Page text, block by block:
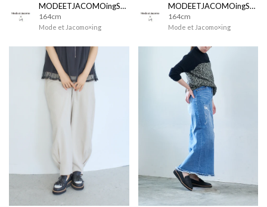
MODEETJACOMOingSTAFF
164cm
Mode et Jacomo×ing
MODEETJACOMOingSTAFF
164cm
Mode et Jacomo×ing